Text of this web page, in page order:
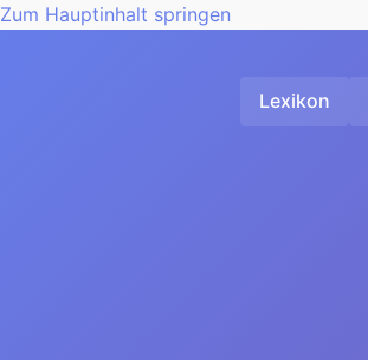
Zum Hauptinhalt springen
Lexikon